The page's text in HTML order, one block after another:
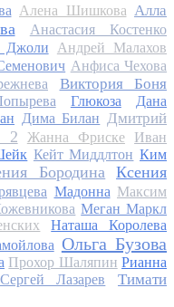
Алена Шишкова Алла
Анастасия Костенко
Джоли
Андрей Малахов
Анфиса Чехова
Виктория Боня
Глюкоза
Дана
Дима Билан Дмитрий
2 Жанна Фриске
Иван
Кейт Миддлтон Ким
Бородина
Ксения
Мадонна Максим
Меган Маркл
Наташа Королева
Ольга Бузова
Прохор Шаляпин Рианна
Сергей Лазарев
Тимати